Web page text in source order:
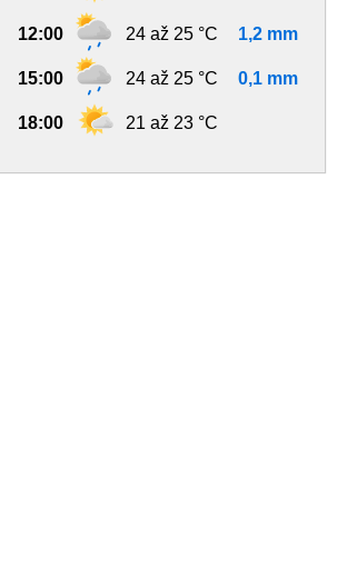
12:00 24 až 25 °C 1,2 mm
15:00 24 až 25 °C 0,1 mm
18:00 21 až 23 °C